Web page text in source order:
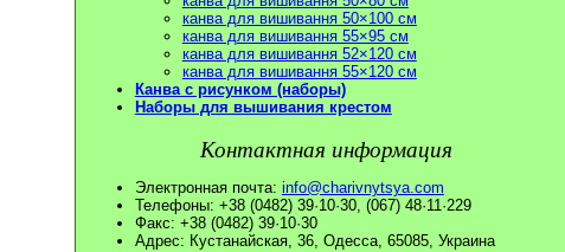
канва для вишивання 50×100 см
канва для вишивання 55×95 см
канва для вишивання 52×120 см
канва для вишивання 55×120 см
Канва с рисунком (наборы)
Наборы для вышивания крестом
Контактная информация
Электронная почта: info@charivnytsya.com
Телефоны: +38 (0482) 39·10·30, (067) 48·11·229
Факс: +38 (0482) 39·10·30
Адрес: Кустанайская, 36, Одесса, 65085, Украина